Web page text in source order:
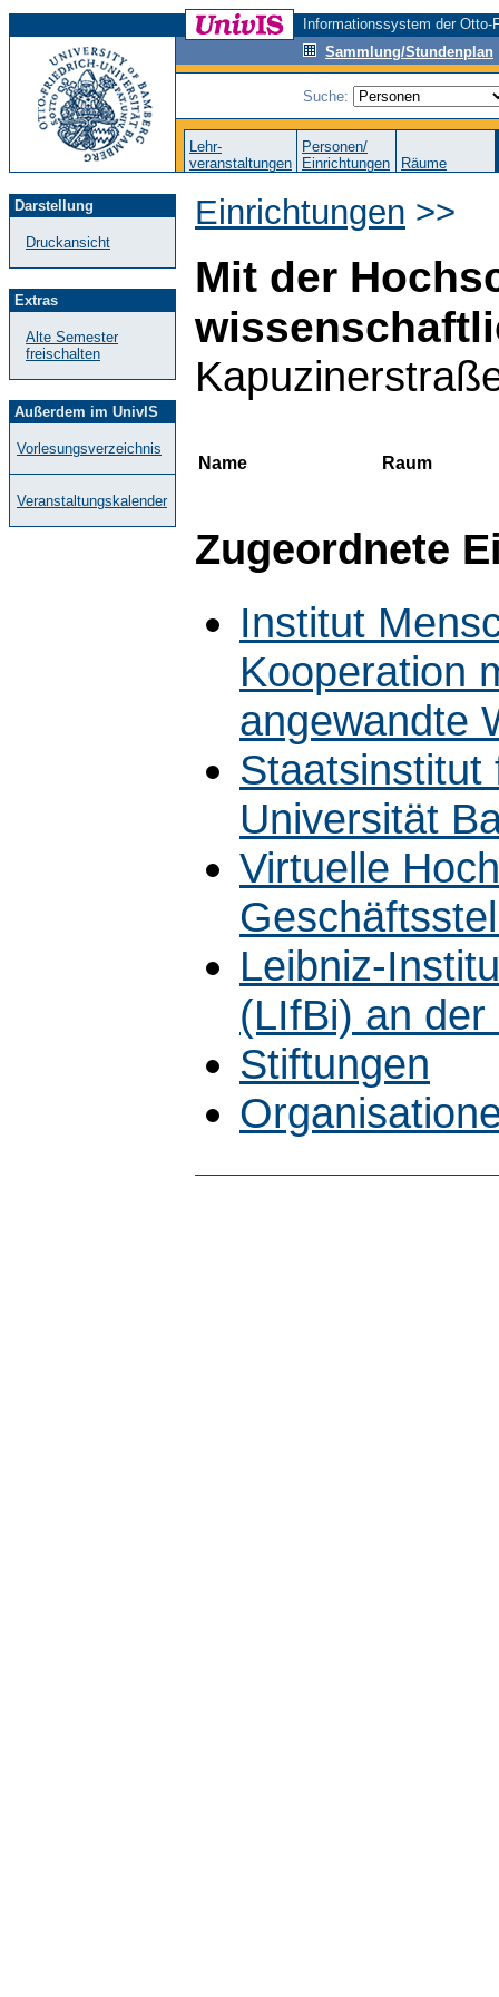
Informationssystem der
Sammlung/Stundenplan
Suche:
Lehr-
veranstaltungen
Personen/
Einrichtungen
Räume
Darstellung
Druckansicht
Extras
Alte Semester
freischalten
Außerdem im UnivIS
Vorlesungsverzeichnis
Veranstaltungskalender
Einrichtungen >>
Mit der
Name Raum
Zugeordnete
Institut
Kooperation
angewandte
Staatsinstitut
Universität
Virtuelle
Leibniz-
(LIfBi) an
Stiftungen